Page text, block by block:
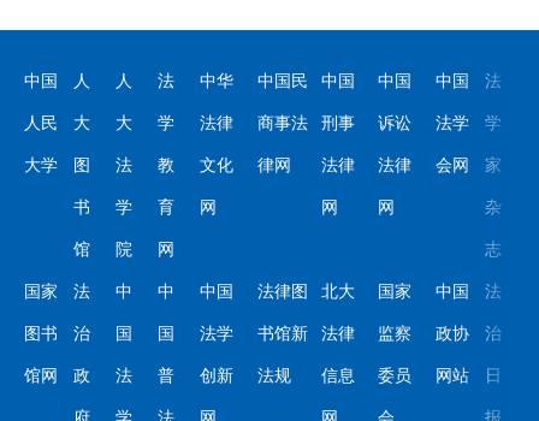
中国
人民
大学
人
大
图
书
馆
人
大
法
学
院
法
学
教
育
网
中华
法律
文化
网
中国民
商事法
律网
中国
刑事
法律
网
中国
诉讼
法律
网
中国
法学
会网
法
学
家
杂
志
国家
图书
馆网
法
治
政
中
国
法
中
国
普
中国
法学
创新
法律图
书馆新
法规
北大
法律
信息
国家
监察
委员
中国
政协
网站
法
治
日